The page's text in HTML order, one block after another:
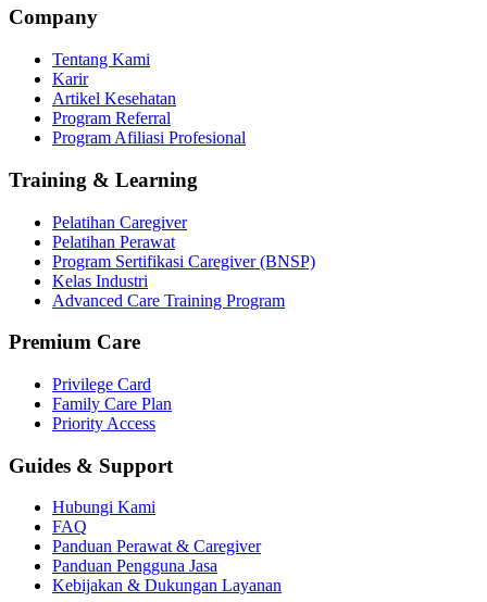
Company
Tentang Kami
Karir
Artikel Kesehatan
Program Referral
Program Afiliasi Profesional
Training & Learning
Pelatihan Caregiver
Pelatihan Perawat
Program Sertifikasi Caregiver (BNSP)
Kelas Industri
Advanced Care Training Program
Premium Care
Privilege Card
Family Care Plan
Priority Access
Guides & Support
Hubungi Kami
FAQ
Panduan Perawat & Caregiver
Panduan Pengguna Jasa
Kebijakan & Dukungan Layanan